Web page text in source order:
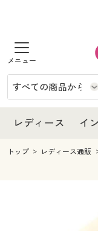
商品を探す
レディース
レディースファッシ
インナー・下着
インナー・下着通販
メンズ
寝具・インテリア
レディース イ
レディース
レディース通販すべ
レディースファッシ
インナー・下着
インナー・下着通販
ジュニア・ティーン
メンズ
トップ レディース通販